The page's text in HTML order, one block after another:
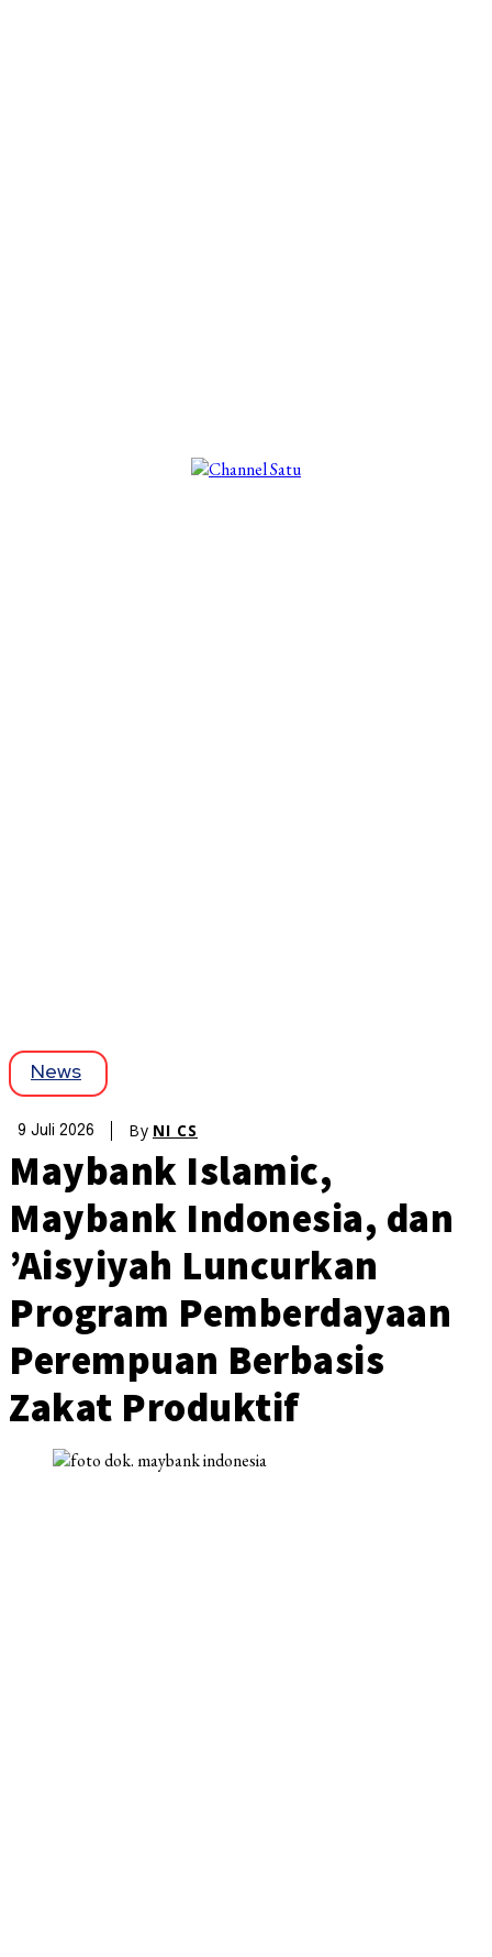
News
9 Juli 2026 By NI CS
Maybank Islamic,
Maybank Indonesia, dan
’Aisyiyah Luncurkan
Program Pemberdayaan
Perempuan Berbasis
Zakat Produktif